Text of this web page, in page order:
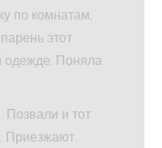
по комнатам,
этот
одежде. Поняла
Позвали и тот
Приезжают.